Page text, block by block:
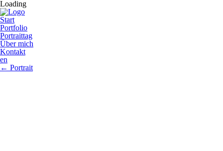
Loading
Start
Portfolio
Portraittag
Über mich
Kontakt
en
← Portrait